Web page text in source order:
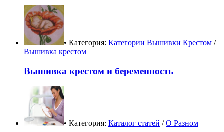
• Категория: Категории Вышивки Крестом /
Вышивка крестом
Вышивка крестом и беременность
• Категория: Каталог статей /О Разном